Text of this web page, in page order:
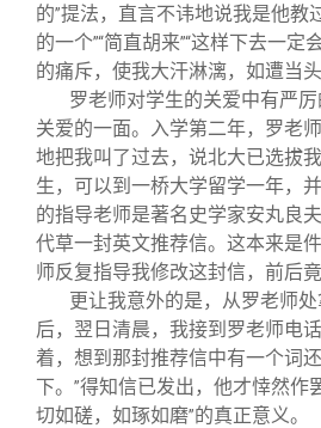
的”提法，直言不讳地说我是他教
的一个”“简直胡来”“这样下去一定
的痛斥，使我大汗淋漓，如遭当头
罗老师对学生的关爱中有严
关爱的一面。入学第二年，罗老
地把我叫了过去，说北大已选拔
生，可以到一桥大学留学一年，
的指导老师是著名史学家安丸良
代草一封英文推荐信。这本来是
师反复指导我修改这封信，前后竟
更让我意外的是，从罗老师处
后，翌日清晨，我接到罗老师电话
着，想到那封推荐信中有一个词
下。 ”得知信已发出，他才悻然作
切如磋，如琢如磨”的真正意义。